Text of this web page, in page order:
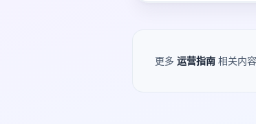
更多 运营指南 相关内